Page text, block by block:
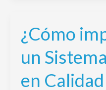
¿Cómo
un
en Calidad
¿Cómo
implementar
un
Sistema
de